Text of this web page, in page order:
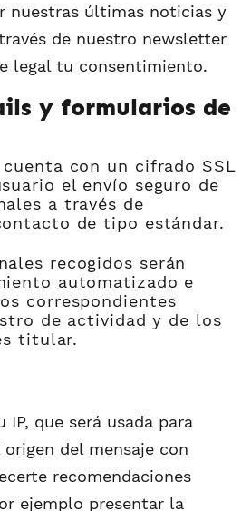
nuestras últimas noticias y
de nuestro newsletter
legal tu consentimiento.
y formularios de
con un cifrado SSL
el envío seguro de
a través de
de tipo estándar.
recogidos serán
automatizado e
correspondientes
de actividad y de los
titular.
IP, que será usada para
del mensaje con
recomendaciones
ejemplo presentar la